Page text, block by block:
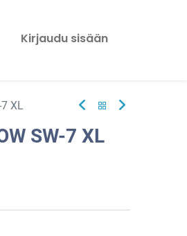
Kirjaudu sisään
XL
SW-7 XL